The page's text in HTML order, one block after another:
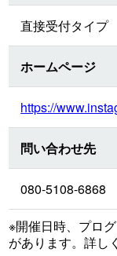
直接受付タイプ
ホームページ
https://
問い合わせ先
080-5108-6868
※開催日時、プロ
があります。詳し